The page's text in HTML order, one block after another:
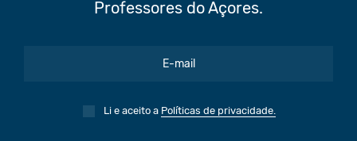
Professores do Açores.
Li e aceito a Políticas de privacidade.